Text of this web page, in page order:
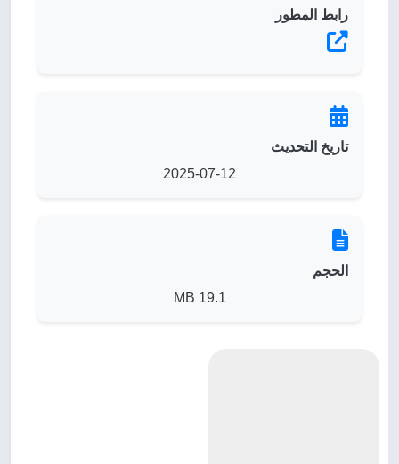
رابط المطور
تاريخ التحديث
2025-07-12
الحجم
19.1 MB